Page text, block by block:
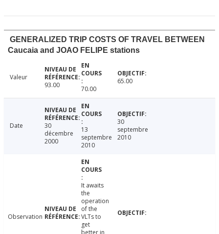
GENERALIZED TRIP COSTS OF TRAVEL BETWEEN
Caucaia and JOAO FELIPE stations
Valeur
93.00
70.00
65.00
Date
30
décembre
2000
13
septembre
2010
30
septembre
2010
Observation
It awaits
the
operation
of the
VLTs to
get